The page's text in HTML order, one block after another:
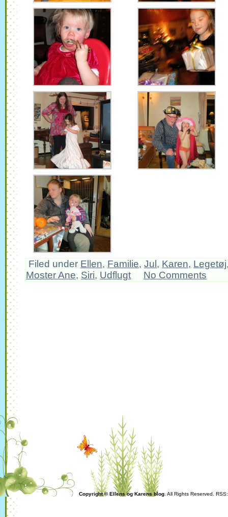
Filed under Ellen, Familie, Jul , Karen, Legetøj
Moster Ane, Siri, Udflugt No Comments
Copyright © Ellens og Karens blog. All Rights Reserved.